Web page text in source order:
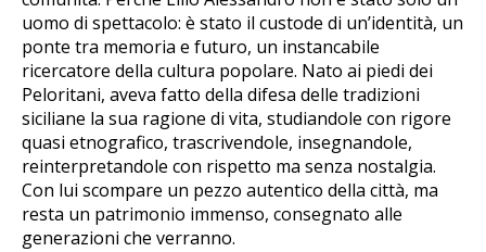
uomo di spettacolo: è stato il custode di un’identità, un
ponte tra memoria e futuro, un instancabile
ricercatore della cultura popolare. Nato ai piedi dei
Peloritani, aveva fatto della difesa delle tradizioni
siciliane la sua ragione di vita, studiandole con rigore
quasi etnografico, trascrivendole, insegnandole,
reinterpretandole con rispetto ma senza nostalgia.
Con lui scompare un pezzo autentico della città, ma
resta un patrimonio immenso, consegnato alle
generazioni che verranno.